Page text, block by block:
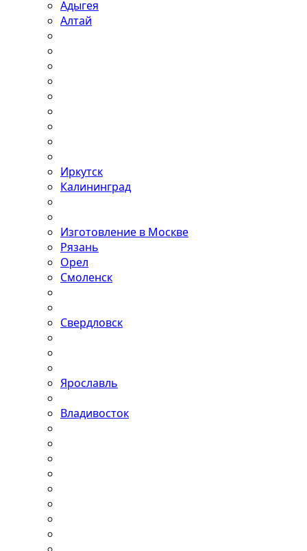
Адыгея
Алтай
Иркутск
Калининград
Изготовление в Москве
Рязань
Орел
Смоленск
Свердловск
Ярославль
Владивосток